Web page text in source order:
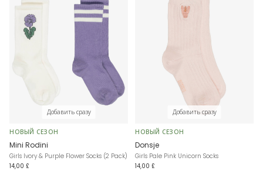
Добавить сразу
НОВЫЙ СЕЗОН
Mini Rodini
Girls Ivory & Purple Flower Socks (2 Pack)
14,00 £
Добавить сразу
НОВЫЙ СЕЗОН
Donsje
Girls Pale Pink Unicorn Socks
14,00 £